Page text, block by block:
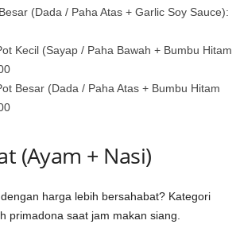
(Dada / Paha Atas + Garlic Soy Sauce):
Kecil (Sayap / Paha Bawah + Bumbu Hitam
Besar (Dada / Paha Atas + Bumbu Hitam
(Ayam + Nasi)
harga lebih bersahabat? Kategori
primadona saat jam makan siang.